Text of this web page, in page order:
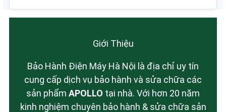
Giới Thiệu
Bảo Hành Điện Máy Hà Nội là địa chỉ uy tín
cung cấp dịch vụ bảo hành và sửa chữa các
sản phẩm APOLLO tại nhà. Với hơn 20 năm
kinh nghiệm chuyên bảo hành & sửa chữa sản